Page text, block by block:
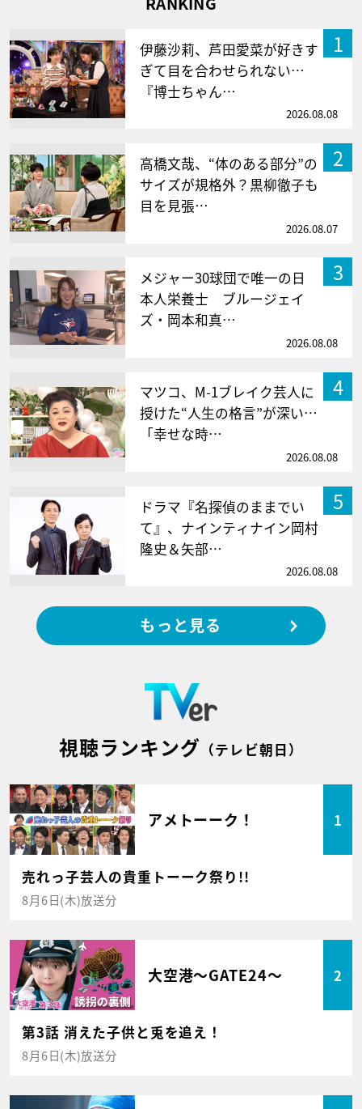
1
伊藤沙莉、芦田愛菜が好きす
ぎて目を合わせられない…
『博士ちゃん…
2026.08.08
2
高橋文哉、“体のある部分”の
サイズが規格外？黒柳徹子も
目を見張…
2026.08.07
3
メジャー30球団で唯一の日
本人栄養士 ブルージェイ
ズ・岡本和真…
2026.08.08
4
マツコ、M-1ブレイク芸人に
授けた“人生の格言”が深い…
「幸せな時…
2026.08.08
5
ドラマ『名探偵のままでい
て』、ナインティナイン岡村
隆史＆矢部…
2026.08.08
もっと見る
視聴ランキング （テレビ朝日）
アメトーーク！ 1
売れっ子芸人の貴重トーーク祭り!!
8月6日(木)放送分
大空港～GATE24～ 2
第3話 消えた子供と兎を追え！
8月6日(木)放送分